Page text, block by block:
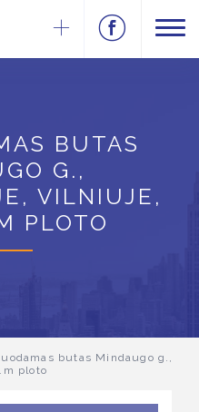
BUTAS
G.,
VILNIUJE,
PLOTO
butas Mindaugo g.,
ploto